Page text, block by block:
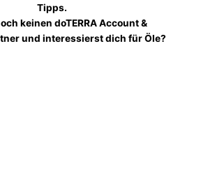
Tipps.
keinen doTERRA Account &
und interessierst dich für Öle?
helfen dir gerne weiter!